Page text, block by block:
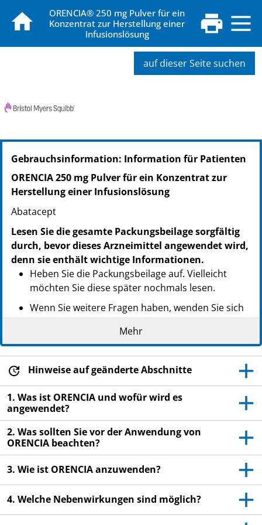
ORENCIA® 250 mg Pulver für ein
Konzentrat zur Herstellung einer
Infusionslösung
auf dieser Seite suchen
PZN: 00896657
PPN: 110089665770
NTIN: 04150008966573
PZN: 00896663
PPN: 110089666336
NTIN: 04150008966634
Gebrauchsinformation: Information für Patienten
ORENCIA 250 mg Pulver für ein Konzentrat zur
Herstellung einer Infusionslösung
Abatacept
Lesen Sie die gesamte Packungsbeilage sorgfältig
durch, bevor dieses Arzneimittel angewendet wird,
denn sie enthält wichtige Informationen.
Heben Sie die Packungsbeilage auf. Vielleicht
möchten Sie diese später nochmals lesen.
Wenn Sie weitere Fragen haben, wenden Sie sich
an Ihren Arzt, Apotheker oder das medizinische
Wenn Sie Nebenwirkungen bemerken, wenden Sie
sich an Ihren Arzt, Apotheker oder das
medizinische Fachpersonal. Dies gilt auch für
Nebenwirkungen, die nicht in dieser
Packungsbeilage angegeben sind. Siehe Abschnitt
Mehr
Hinweise auf geänderte Abschnitte
1. Was ist ORENCIA und wofür wird es
angewendet?
2. Was sollten Sie vor der Anwendung von
ORENCIA beachten?
3. Wie ist ORENCIA anzuwenden?
4. Welche Nebenwirkungen sind möglich?